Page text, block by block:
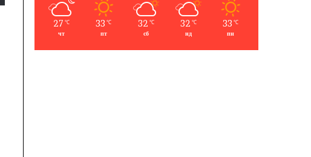
27 ℃
чт
33 ℃
пт
32 ℃
сб
32 ℃
нд
33 ℃
пн